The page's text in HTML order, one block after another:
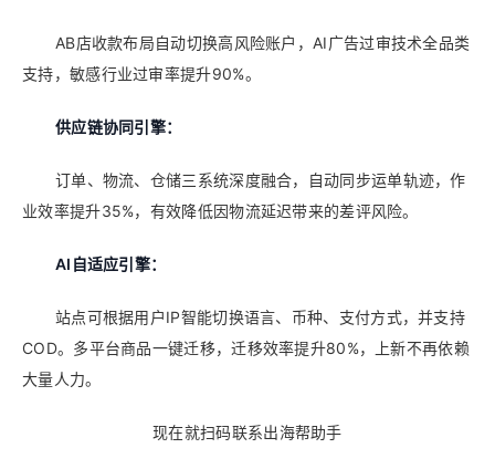
AB店收款布局自动切换高风险账户，AI广告过审技术全品类
支持，敏感行业过审率提升90%。
供应链协同引擎：
订单、物流、仓储三系统深度融合，自动同步运单轨迹，作
业效率提升35%，有效降低因物流延迟带来的差评风险。
AI自适应引擎：
站点可根据用户IP智能切换语言、币种、支付方式，并支持
COD。多平台商品一键迁移，迁移效率提升80%，上新不再依赖
大量人力。
现在就扫码联系出海帮助手